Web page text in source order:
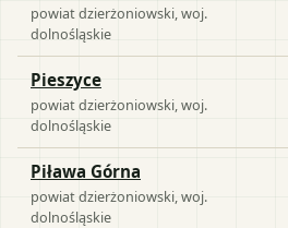
powiatdzierżoniowski , woj.
dolnośląskie
Pieszyce
powiatdzierżoniowski , woj.
dolnośląskie
Piława Górna
powiatdzierżoniowski , woj.
dolnośląskie